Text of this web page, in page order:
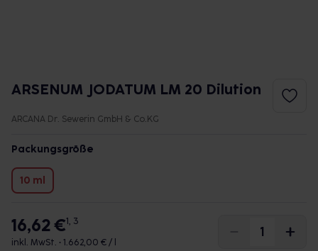
ARSENUM JODATUM LM 20 Dilution
ARCANA Dr. Sewerin GmbH & Co.KG
Packungsgröße
10 ml
16,62 €1, 3
inkl. MwSt. • 1.662,00 € / l